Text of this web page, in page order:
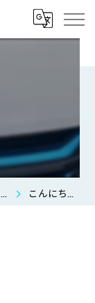
こんにちは。